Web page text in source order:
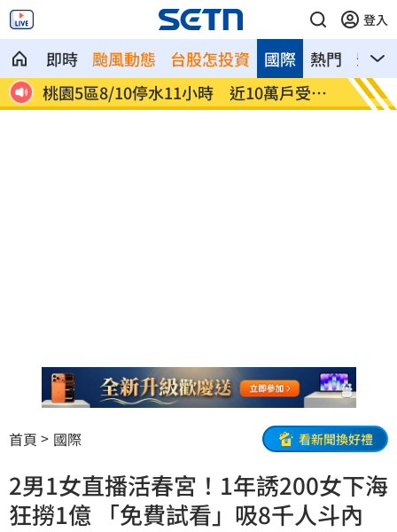
登入
即時 颱風動態 台股怎投資 熱門 影音
國際
桃園5區8/10停水11小時 近10萬戶受影
響
李棟
首頁 國際 看新聞換好禮
2男1女直播活春宮！1年誘200女下海
狂撈1億 「免費試看」吸8千人斗內